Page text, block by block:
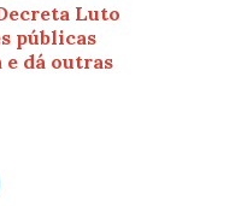
Luto
públicas
e dá outras